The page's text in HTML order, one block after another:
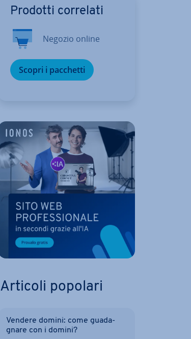
Prodotti correlati
Negozio online
Scopri i pacchetti
Articoli popolari
Vendere domini: come gua­da­
gna­re con i domini?